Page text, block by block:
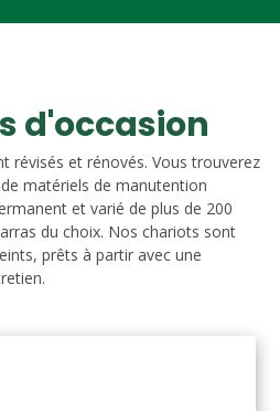
d'occasion
révisés et rénovés. Vous trouverez
matériels de manutention
et varié de plus de 200
du choix. Nos chariots sont
prêts à partir avec une